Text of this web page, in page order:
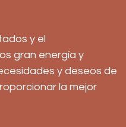
y el
gran energía y
y deseos de
la mejor